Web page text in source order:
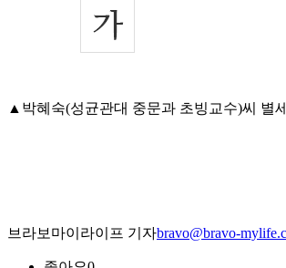
▲박혜숙(성균관대 중문과 초빙교수)씨 별
브라보마이라이프 기자bravo@bravo-